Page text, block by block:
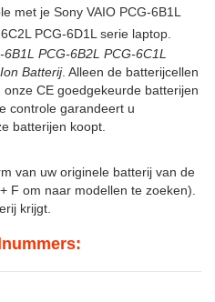
met je Sony VAIO PCG-6B1L
PCG-6D1L serie laptop.
PCG-6B2L PCG-6C1L
Batterij. Alleen de batterijcellen
CE goedgekeurde batterijen
controle garandeert u
batterijen koopt.
van uw originele batterij van de
F om naar modellen te zoeken).
krijgt.